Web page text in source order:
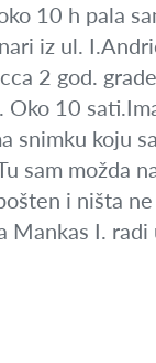
10 h pala
iz ul.
2 god.
10
snimku koju
sam možda
i ništa
Mankas I.